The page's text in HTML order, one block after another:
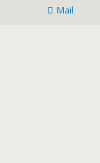
Mail